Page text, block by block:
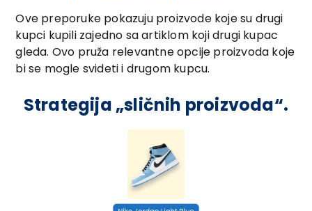
Ove preporuke pokazuju proizvode koje su drugi
kupci kupili zajedno sa artiklom koji drugi kupac
gleda. Ovo pruža relevantne opcije proizvoda koje
bi se mogle svideti i drugom kupcu.
Strategija „sličnih proizvoda“.